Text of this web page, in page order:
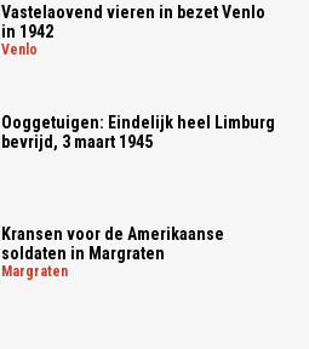
Vastelaovend vieren in bezet Venlo
in 1942
venlo
Ooggetuigen: Eindelijk heel Limburg
bevrijd, 3 maart 1945
Kransen voor de Amerikaanse
soldaten in Margraten
margraten